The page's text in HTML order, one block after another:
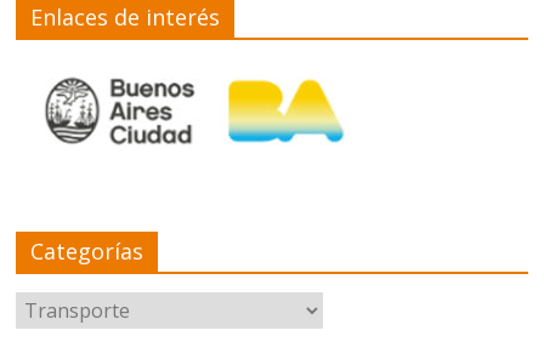
Enlaces de interés
Categorías
Categorías